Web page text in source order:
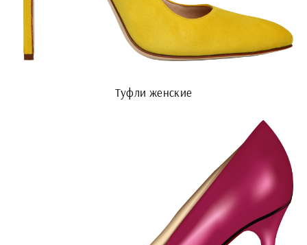
Туфли женские